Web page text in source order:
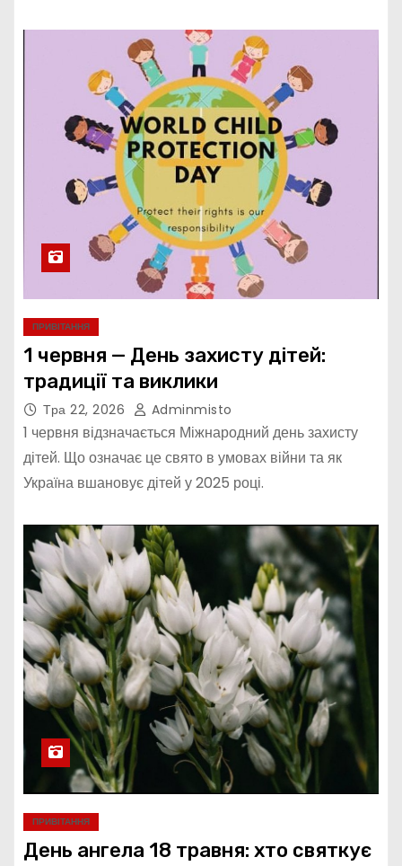
ПРИВІТАННЯ
1 червня — День захисту дітей:
традиції та виклики
Тра 22, 2026 Adminmisto
1 червня відзначається Міжнародний день захисту
дітей. Що означає це свято в умовах війни та як
Україна вшановує дітей у 2025 році.
ПРИВІТАННЯ
День ангела 18 травня: хто святкує